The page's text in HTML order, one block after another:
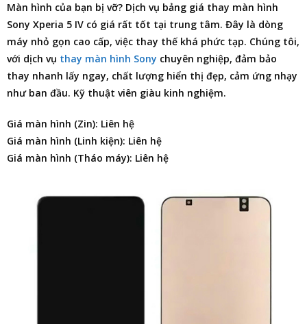
Màn hình của bạn bị vỡ? Dịch vụ bảng giá thay màn hình
Sony Xperia 5 IV có giá rất tốt tại trung tâm. Đây là dòng
máy nhỏ gọn cao cấp, việc thay thế khá phức tạp. Chúng tôi,
với dịch vụ thay màn hình Sony chuyên nghiệp, đảm bảo
thay nhanh lấy ngay, chất lượng hiển thị đẹp, cảm ứng nhạy
như ban đầu. Kỹ thuật viên giàu kinh nghiệm.
Giá màn hình (Zin): Liên hệ
Giá màn hình (Linh kiện): Liên hệ
Giá màn hình (Tháo máy): Liên hệ